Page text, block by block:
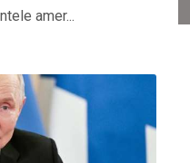
amer...